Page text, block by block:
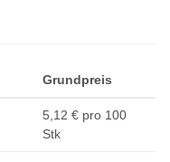
Grundpreis
5,12 € pro 100
Stk